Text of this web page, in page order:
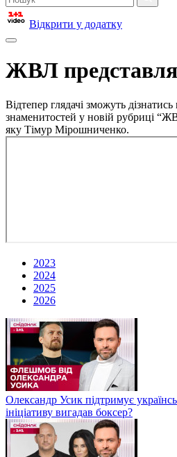
Відкрити у додатку
ЖВЛ
Відтепер глядачі зможуть
знаменитостей у новій рубриці
яку Тімур Мірошниченко.
2023
2024
2025
2026
Олександр Усик підтримує
ініціативу вигадав боксер?